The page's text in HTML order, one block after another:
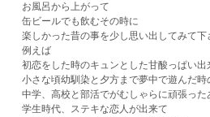
お風呂から上がって
缶ビールでも飲むその時に
楽しかった昔の事を少し思い出してみて下
例えば
初恋をした時のキュンとした甘酸っぱい出
小さな頃幼馴染と夕方まで夢中で遊んだ時
中学、高校と部活でがむしゃらに頑張った
学生時代、ステキな恋人が出来て